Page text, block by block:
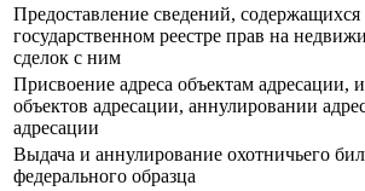
Предоставление сведений,
государственном реестре прав на
сделок с ним
Присвоение адреса объектам адресации,
объектов адресации, аннулировании
адресации
Выдача и аннулирование охотничьего
федерального образца